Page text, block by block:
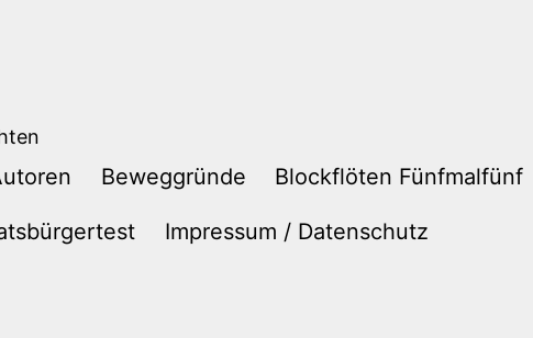
Beweggründe Blockflöten Fünfmalfünf
Impressum / Datenschutz